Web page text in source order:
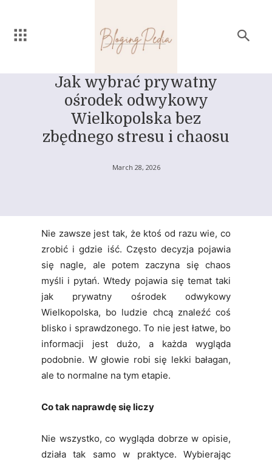
Jak wybrać prywatny
ośrodek odwykowy
Wielkopolska bez
zbędnego stresu i chaosu
March 28, 2026
Nie zawsze jest tak, że ktoś od razu wie, co
zrobić i gdzie iść. Często decyzja pojawia
się nagle, ale potem zaczyna się chaos
myśli i pytań. Wtedy pojawia się temat taki
jak prywatny ośrodek odwykowy
Wielkopolska, bo ludzie chcą znaleźć coś
blisko i sprawdzonego. To nie jest łatwe, bo
informacji jest dużo, a każda wygląda
podobnie. W głowie robi się lekki bałagan,
ale to normalne na tym etapie.
Co tak naprawdę się liczy
Nie wszystko, co wygląda dobrze w opisie,
działa tak samo w praktyce. Wybierając